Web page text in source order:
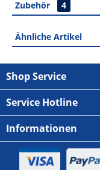
Zubehör 4
Ähnliche Artikel
Shop Service
Service Hotline
Informationen